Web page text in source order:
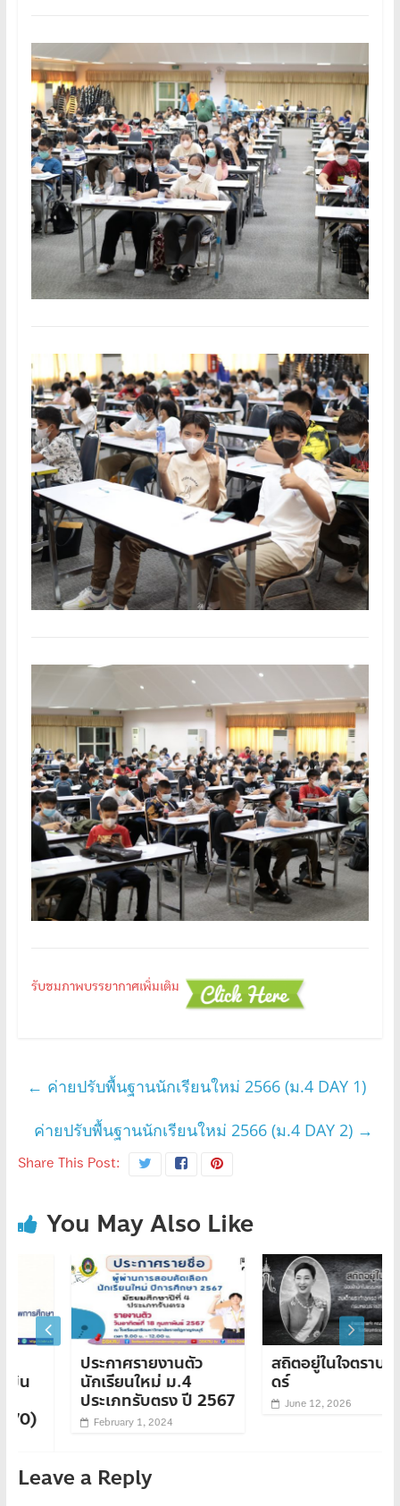
รับชมภาพบรรยากาศเพิ่มเติม
← ค่ายปรับพื้นฐานนักเรียนใหม่ 2566 (ม.4 DAY 1)
ค่ายปรับพื้นฐานนักเรียนใหม่ 2566 (ม.4 DAY 2) →
Share This Post:
You May Also Like
ประกาศรายงานตัว
นักเรียนใหม่ ม.4
ประเภทรับตรง ปี 2567
February 1, 2024
สถิตอยู่ในใจตราบนิรัน
June 12, 2026
Leave a Reply